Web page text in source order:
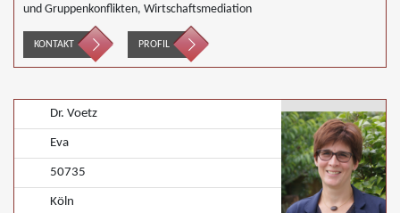
und Gruppenkonflikten, Wirtschaftsmediation
KONTAKT PROFIL
Dr. Voetz
Eva
50735
Köln